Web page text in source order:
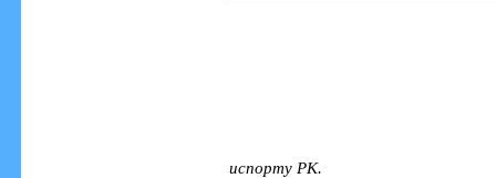
испорту РК.